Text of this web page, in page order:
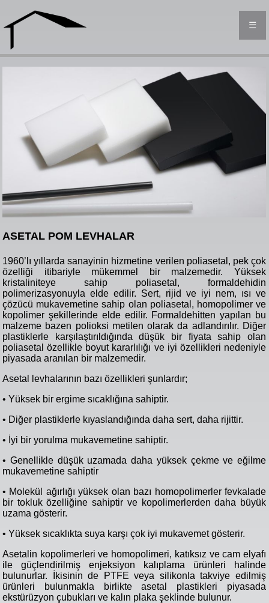
☰
ASETAL POM LEVHALAR
1960’lı yıllarda sanayinin hizmetine verilen poliasetal, pek çok
özelliği itibariyle mükemmel bir malzemedir. Yüksek
kristaliniteye sahip poliasetal, formaldehidin
polimerizasyonuyla elde edilir. Sert, rijid ve iyi nem, ısı ve
çözücü mukavemetine sahip olan poliasetal, homopolimer ve
kopolimer şekillerinde elde edilir. Formaldehitten yapılan bu
malzeme bazen polioksi metilen olarak da adlandırılır. Diğer
plastiklerle karşılaştırıldığında düşük bir fiyata sahip olan
poliasetal özellikle boyut kararlılığı ve iyi özellikleri nedeniyle
piyasada aranılan bir malzemedir.
Asetal levhalarının bazı özellikleri şunlardır;
• Yüksek bir ergime sıcaklığına sahiptir.
• Diğer plastiklerle kıyaslandığında daha sert, daha rijittir.
• İyi bir yorulma mukavemetine sahiptir.
• Genellikle düşük uzamada daha yüksek çekme ve eğilme
mukavemetine sahiptir
• Molekül ağırlığı yüksek olan bazı homopolimerler fevkalade
bir tokluk özelliğine sahiptir ve kopolimerlerden daha büyük
uzama gösterir.
• Yüksek sıcaklıkta suya karşı çok iyi mukavemet gösterir.
Asetalin kopolimerleri ve homopolimeri, katıksız ve cam elyafı
ile güçlendirilmiş enjeksiyon kalıplama ürünleri halinde
bulunurlar. İkisinin de PTFE veya silikonla takviye edilmiş
ürünleri bulunmakla birlikte asetal plastikleri piyasada
ekstürüzyon çubukları ve kalın plaka şeklinde bulunur.